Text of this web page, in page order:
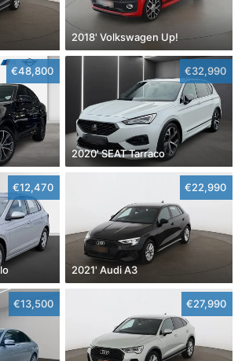
2018' Volkswagen Up!
€48,800 €32,990
2020' SEAT Tarraco
€12,470 €22,990
2021' Audi A3
€13,500 €27,990